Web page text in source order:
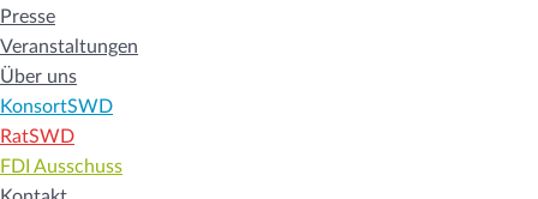
Presse
Veranstaltungen
Über uns
KonsortSWD
RatSWD
FDI Ausschuss